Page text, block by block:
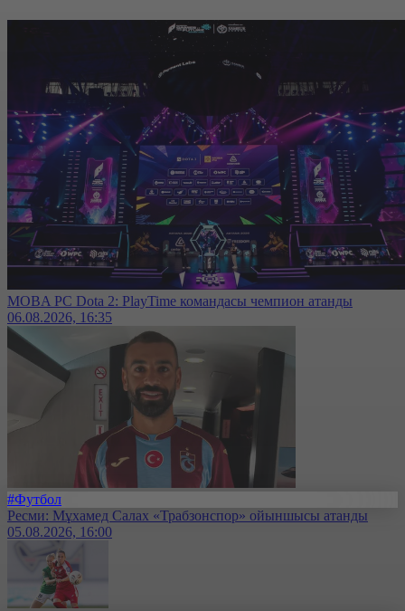
MOBA PC Dota 2: PlayTime командасы чемпион атанды
06.08.2026, 16:35
#Футбол
Ресми: Мұхамед Салах «Трабзонспор» ойыншысы атанды
05.08.2026, 16:00